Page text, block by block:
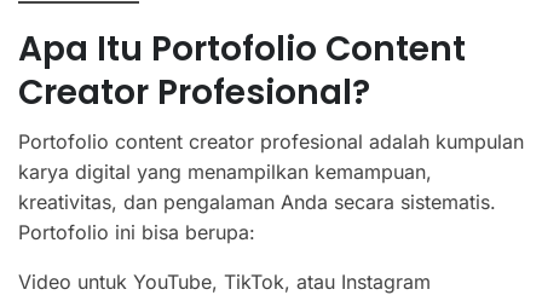
Apa Itu Portofolio Content
Creator Profesional?
Portofolio content creator profesional adalah kumpulan
karya digital yang menampilkan kemampuan,
kreativitas, dan pengalaman Anda secara sistematis.
Portofolio ini bisa berupa:
Video untuk YouTube, TikTok, atau Instagram